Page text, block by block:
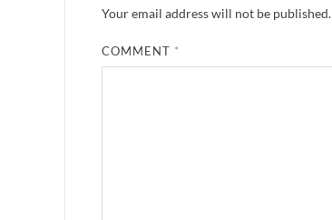
Your email address will not be published.
COMMENT *